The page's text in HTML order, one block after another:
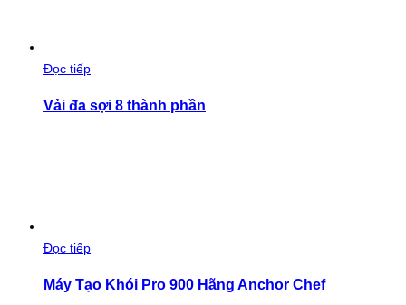
Đọc tiếp
Vải đa sợi 8 thành phần
Đọc tiếp
Máy Tạo Khói Pro 900 Hãng Anchor Chef